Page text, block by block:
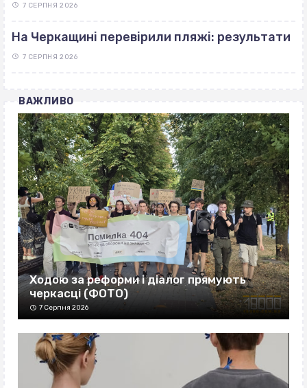
7 СЕРПНЯ 2026
На Черкащині перевірили пляжі: результати
7 СЕРПНЯ 2026
ВАЖЛИВО
Ходою за реформи і діалог прямують
черкасці (ФОТО)
7 Серпня 2026